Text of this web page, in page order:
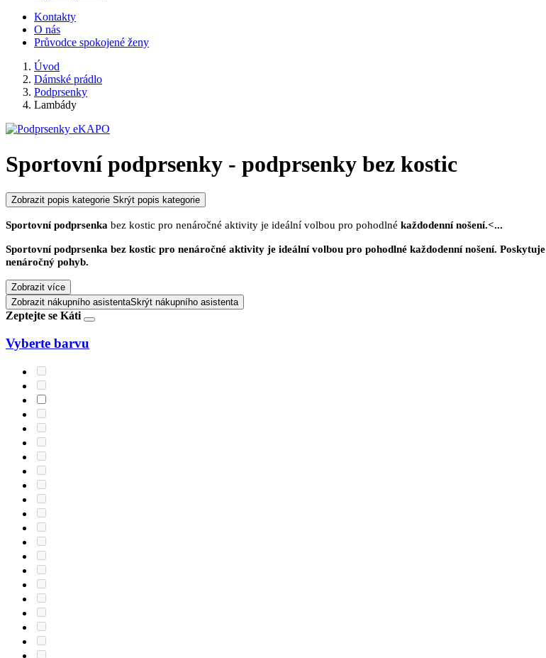
Kontakty
O nás
Průvodce spokojené ženy
Úvod
Dámské prádlo
Podprsenky
Lambády
Sportovní podprsenky - podprsenky bez kostic
Zobrazit popis kategorie Skrýt popis kategorie
Sportovní podprsenka bez kostic pro nenáročné aktivity je ideální volbou pro pohodlné každodenní nošení.<...
Sportovní podprsenka bez kostic pro nenáročné aktivity je ideální volbou pro pohodlné každodenní nošení. Poskytuje
nenáročný pohyb.
Zobrazit více
Zobrazit nákupního asistentaSkrýt nákupního asistenta
Zeptejte se Káti
Vyberte barvu